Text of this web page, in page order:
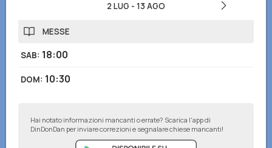
2 LUG - 13 AGO
MESSE
SAB: 18:00
DOM: 10:30
Hai notato informazioni mancanti o errate? Scarica l'app di
DinDonDan per inviare correzioni e segnalare chiese mancanti!